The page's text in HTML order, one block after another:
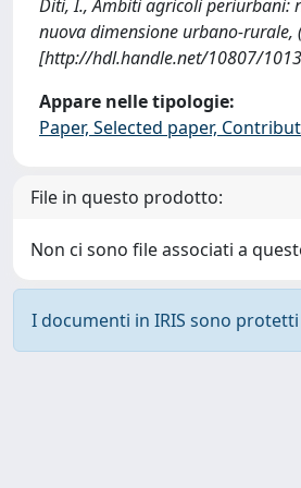
Diti, I., Ambiti agricoli periurbani:
nuova dimensione urbano-
[http://hdl.handle.net/10807/
Appare nelle tipologie:
Paper, Selected paper,
File in questo prodotto:
Non ci sono file associati a
I documenti in IRIS sono